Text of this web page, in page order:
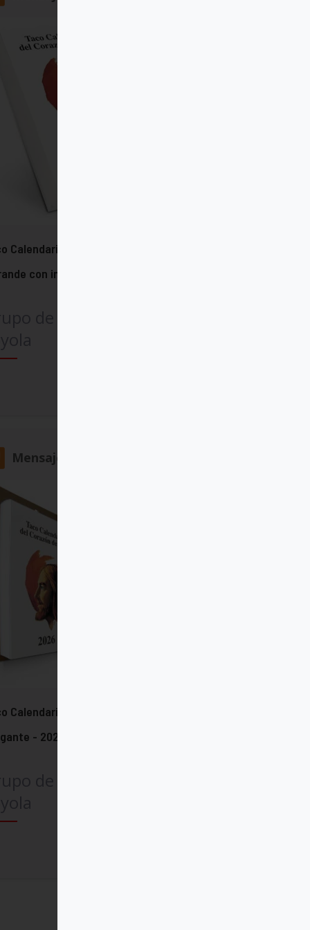
Calendario del Corazón de Jesús
con imán - 2026
Mensajero
Calendario del Corazón de Jesús
- 2026